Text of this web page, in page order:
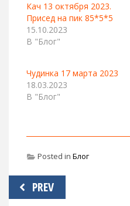
Кач 13 октября 2023.
Присед на пик 85*5*5
15.10.2023
В "Блог"
Чудинка 17 марта 2023
18.03.2023
В "Блог"
Posted in Блог
Навигация
по
PREV